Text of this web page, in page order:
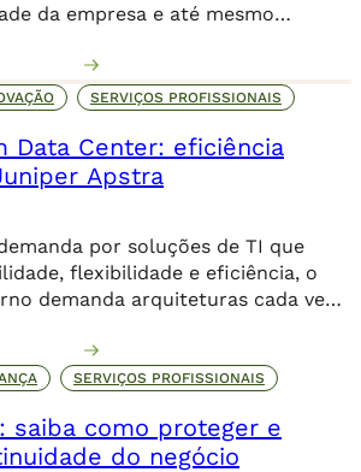
da empresa e até mesmo
da companhia. Além de
posicionamento no ambiente
ser irreparáveis. Alguns dos
um ransomware, que […]
SERVIÇOS PROFISSIONAIS
Data Center: eficiência
Apstra
por soluções de TI que
flexibilidade e eficiência, o
demanda arquiteturas cada vez
automatizadas para lidar com a
da infraestrutura. Nesse
se destaca como uma
uma […]
SERVIÇOS PROFISSIONAIS
saiba como proteger e
do negócio